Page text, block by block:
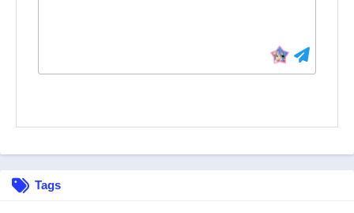
14話
3年前Tags